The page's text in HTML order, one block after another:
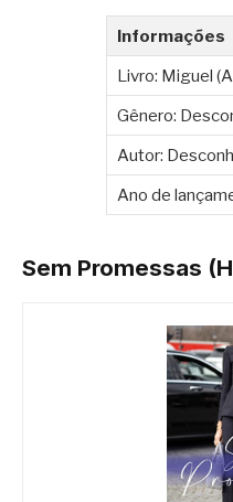
Informações
Livro: Miguel
Gênero:
Autor:
Ano de
Sem Promessas